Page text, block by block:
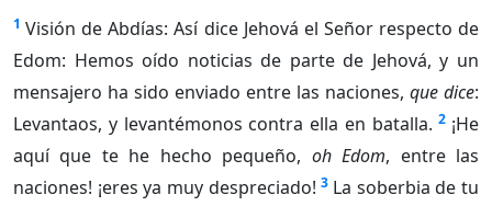
1 Visión de Abdías: Así dice Jehová el Señor respecto de
Edom: Hemos oído noticias de parte de Jehová, y un
mensajero ha sido enviado entre las naciones, que dice:
Levantaos, y levantémonos contra ella en batalla. 2 ¡He
aquí que te he hecho pequeño, oh Edom, entre las
naciones! ¡eres ya muy despreciado! 3 La soberbia de tu